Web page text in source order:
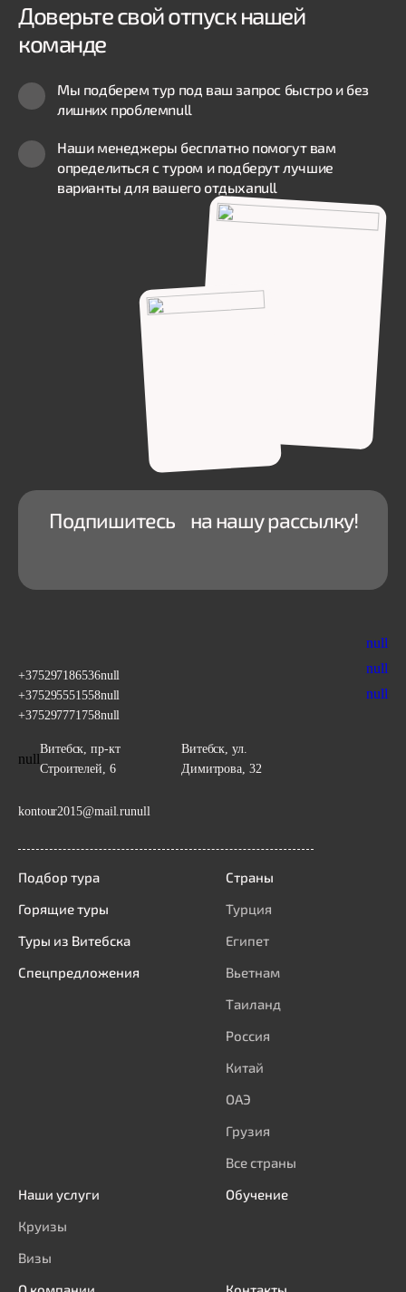
Доверьте свой отпуск нашей
команде
Мы подберем тур под ваш запрос быстро и без
лишних проблемnull
Наши менеджеры бесплатно помогут вам
определиться с туром и подберут лучшие
варианты для вашего отдыхаnull
Подпишитесь на нашу рассылку!
+375297186536null
+375295551558null
+375297771758null
Витебск, ул.
Димитрова, 32
Витебск, пр-кт
Строителей, 6
null
kontour2015@mail.runull
null
null
null
Подбор тура
Горящие туры
Туры из Витебска
Спецпредложения
Страны
Турция
Египет
Вьетнам
Таиланд
Россия
Китай
ОАЭ
Грузия
Все страны
Наши услуги
Круизы
Визы
Обучение